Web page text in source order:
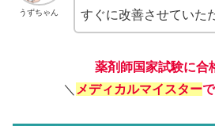
うずちゃん すぐに改善させていた
薬剤師国家試験に合
＼ メディカルマイスター